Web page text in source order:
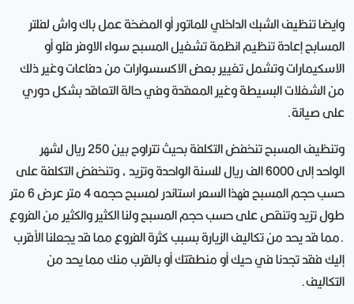
وايضا تنظيف الشبك الداخلي للماتور أو المضخة عمل باك واش لفلتر
المسابح إعادة تنظيم انظمة تشغيل المسبح سواء الاوفر فلو أو
الاسكيمارات وتشمل تغيير بعض الاكسسوارات من دفاعات وغير ذلك
من الشغلات البسيطة وغير المعقدة وفي حالة التعاقد بشكل دوري
على صيانة.
وتنظيف المسبح تنخفض التكلفة بحيث تتراوح بين 250 ريال لشهر
الواحد إلى 6000 الف ريال للسنة الواحدة وتزيد ، وتنخفض التكلفة على
حسب حجم المسبح فهذا السعر استاندر لمسبح حجمه 4 متر عرض 6 متر
طول تزيد وتنقص على حسب حجم المسبح ولنا الكثير والكثير من الفروع
.مما قد يحد من تكاليف الزيارة بسبب كثرة الفروع مما قد يجعلنا الأقرب
إليك فقد تجدنا في حيك أو منطقتك أو بالقرب منك مما يحد من
التكاليف.